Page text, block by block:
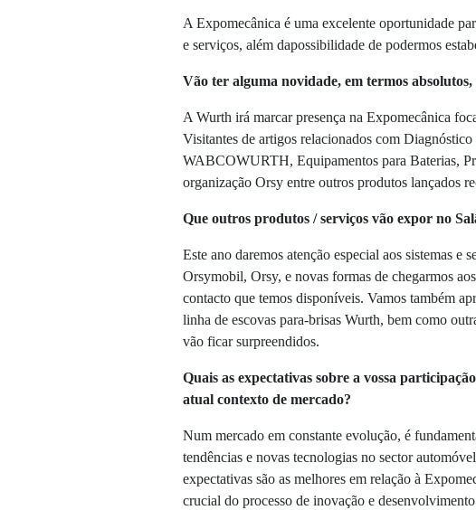
A Expomecânica é uma excelente oportunidade
e serviços, além dapossibilidade de podermos
Vão ter alguma novidade, em termos absolutos,
A Wurth irá marcar presença na Expomecânica
Visitantes de artigos relacionados com
WABCOWURTH, Equipamentos para Baterias,
organização Orsy entre outros produtos lançados
Que outros produtos / serviços vão expor no
Este ano daremos atenção especial aos sistemas e
Orsymobil, Orsy, e novas formas de chegarmos
contacto que temos disponíveis. Vamos também
linha de escovas para-brisas Wurth, bem como
vão ficar surpreendidos.
Quais as expectativas sobre a vossa
atual contexto de mercado?
Num mercado em constante evolução, é
tendências e novas tecnologias no sector
expectativas são as melhores em relação à
crucial do processo de inovação e